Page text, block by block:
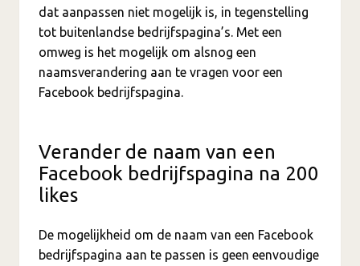
dat aanpassen niet mogelijk is, in tegenstelling
tot buitenlandse bedrijfspagina’s. Met een
omweg is het mogelijk om alsnog een
naamsverandering aan te vragen voor een
Facebook bedrijfspagina.
Verander de naam van een
Facebook bedrijfspagina na 200
likes
De mogelijkheid om de naam van een Facebook
bedrijfspagina aan te passen is geen eenvoudige